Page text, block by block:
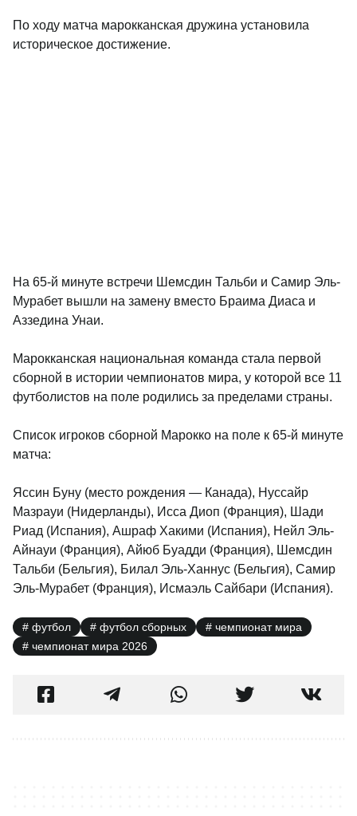
По ходу матча марокканская дружина установила
историческое достижение.
На 65-й минуте встречи Шемсдин Тальби и Самир Эль-
Мурабет вышли на замену вместо Браима Диаса и
Аззедина Унаи.
Марокканская национальная команда стала первой
сборной в истории чемпионатов мира, у которой все 11
футболистов на поле родились за пределами страны.
Список игроков сборной Марокко на поле к 65-й минуте
матча:
Яссин Буну (место рождения — Канада), Нуссайр
Мазрауи (Нидерланды), Исса Диоп (Франция), Шади
Риад (Испания), Ашраф Хакими (Испания), Нейл Эль-
Айнауи (Франция), Айюб Буадди (Франция), Шемсдин
Тальби (Бельгия), Билал Эль-Ханнус (Бельгия), Самир
Эль-Мурабет (Франция), Исмаэль Сайбари (Испания).
футбол футбол сборных
чемпионат мира
чемпионат мира 2026